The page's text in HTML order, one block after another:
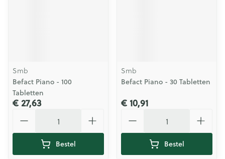
Smb
Befact Piano - 100
Tabletten
€ 27,63
Bestel
Smb
Befact Piano - 30 Tabletten
€ 10,91
Bestel